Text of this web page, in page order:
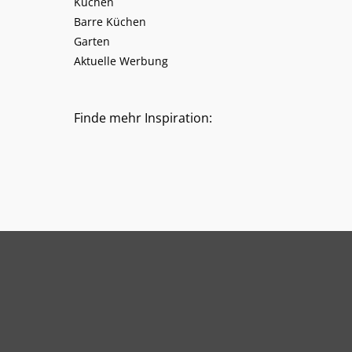
Barre Küchen
Garten
Aktuelle Werbung
Finde mehr Inspiration: